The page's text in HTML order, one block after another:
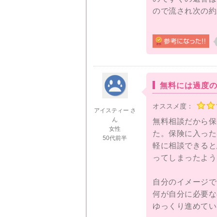
ので流され次の
ても嫌な時間で
し込まなければ
約束をしてしま
夫がいてくれた
ながらも落ち着
たので何回かの
たりと契約を取
アイスティー さ
ん
女性
50代前半
無料には過度
オススメ度：
無料相談だから
た。保険に入っ
軽に相談できる
ってしまったよ
自分のイメージ
何が自分に必要
ゆっくり進めて